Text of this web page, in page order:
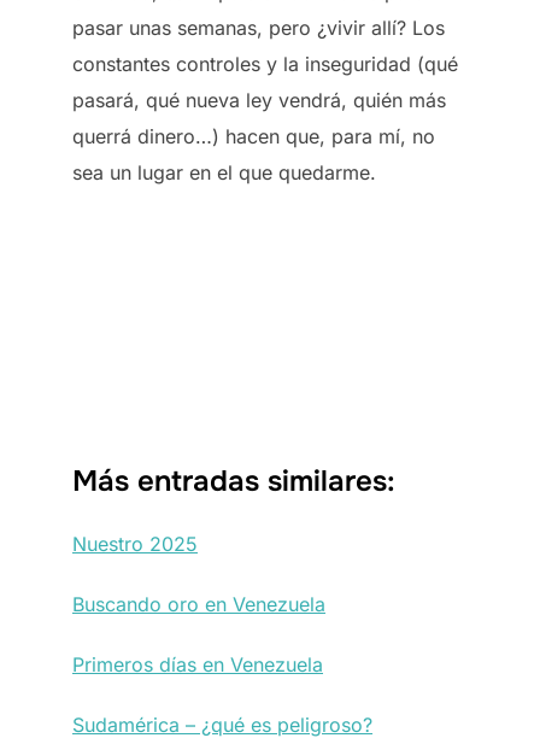
pasar unas semanas, pero ¿vivir allí? Los
constantes controles y la inseguridad (qué
pasará, qué nueva ley vendrá, quién más
querrá dinero…) hacen que, para mí, no
sea un lugar en el que quedarme.
Más entradas similares:
Nuestro 2025
Buscando oro en Venezuela
Primeros días en Venezuela
Sudamérica – ¿qué es peligroso?